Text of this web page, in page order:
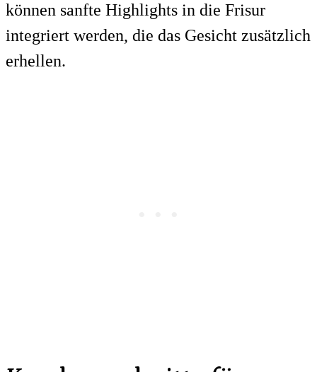
können sanfte Highlights in die Frisur
integriert werden, die das Gesicht zusätzlich
erhellen.